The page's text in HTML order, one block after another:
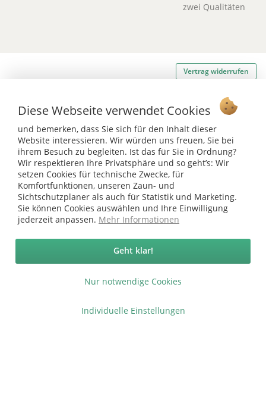
zwei Qualitäten
Vertrag widerrufen
Service Hotline
Shop Service
Informationen
* bei Paketversand. Alle Preise inkl. gesetzl. Mehrwertsteuer zzgl.
Versandkosten
Copyright © afp marketing gmbh - Alle Rechte vorbehalten
Sicher zahlen in unserem Onlineshop
Diese Webseite verwendet Cookies
und bemerken, dass Sie sich für den Inhalt dieser
Website interessieren. Wir würden uns freuen, Sie bei
ihrem Besuch zu begleiten. Ist das für Sie in Ordnung?
Wir respektieren Ihre Privatsphäre und so geht’s: Wir
setzen Cookies für technische Zwecke, für
Komfortfunktionen, unseren Zaun- und
Sichtschutzplaner als auch für Statistik und Marketing.
Sie können Cookies auswählen und Ihre Einwilligung
jederzeit anpassen. Mehr Informationen
Nur notwendige Cookies
Geht klar!
Individuelle Einstellungen